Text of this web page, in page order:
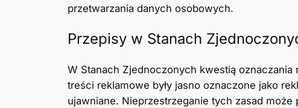
przetwarzania danych osobowych.
Przepisy w Stanach
W Stanach Zjednoczonych kwestią oznaczania
treści reklamowe były jasno oznaczone jako
ujawniane. Nieprzestrzeganie tych zasad